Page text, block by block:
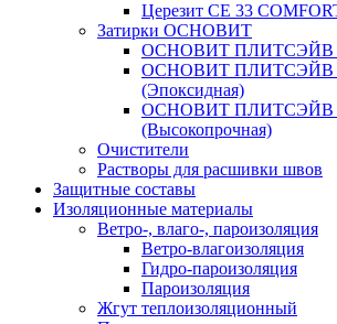
Церезит CE 33
Затирки ОСНОВИТ
ОСНОВИТ ПЛИТСЭЙВ
ОСНОВИТ ПЛИТСЭЙВ
(Эпоксидная)
ОСНОВИТ ПЛИТСЭЙВ
(Высокопрочная)
Очистители
Растворы для расшивки швов
Защитные составы
Изоляционные материалы
Ветро-, влаго-, пароизоляция
Ветро-влагоизоляция
Гидро-пароизоляция
Пароизоляция
Жгут теплоизоляционный